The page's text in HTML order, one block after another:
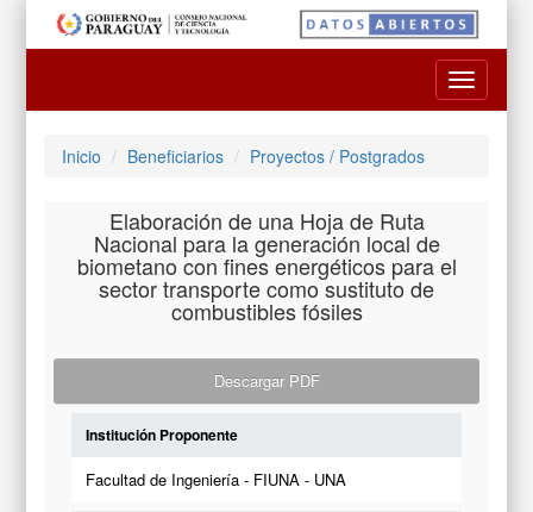
Toggle
Inicio Beneficiarios Proyectos / Postgrados
Elaboración de una Hoja de Ruta
Nacional para la generación local de
biometano con fines energéticos para el
sector transporte como sustituto de
combustibles fósiles
Descargar PDF
Institución Proponente
Facultad de Ingeniería - FIUNA - UNA